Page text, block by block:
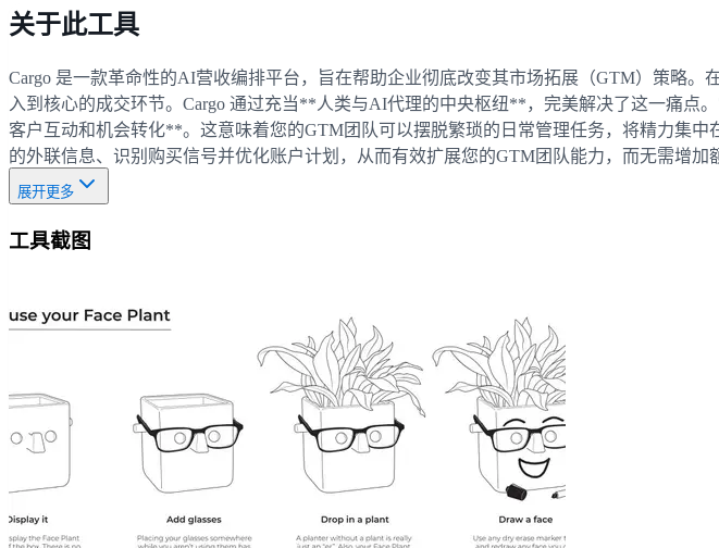
关于此工具
Cargo 是一款革命性的AI营收编排平台，旨在帮助企业彻底改变其市场拓展（GTM）策略
入到核心的成交环节。Cargo 通过充当**人类与AI代理的中央枢纽**，完美解决了这一痛
客户互动和机会转化**。这意味着您的GTM团队可以摆脱繁琐的日常管理任务，将精力集
的外联信息、识别购买信号并优化账户计划，从而有效扩展您的GTM团队能力，而无需增
展开更多
工具截图